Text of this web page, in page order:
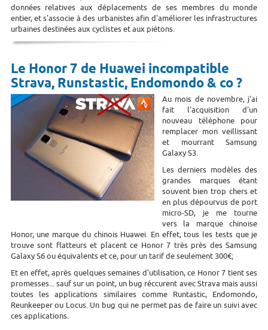
données relatives aux déplacements de ses membres du monde
entier, et s'associe à des urbanistes afin d'améliorer les infrastructures
urbaines destinées aux cyclistes et aux piétons.
Le Honor 7 de Huawei incompatible
Strava, Runstastic, Endomondo & co ?
Au mois de novembre, j'ai
fait l'acquisition d'un
nouveau téléphone pour
remplacer mon veillissant
et mourrant Samsung
Galaxy S3.
Les derniers modèles des
grandes marques étant
souvent bien trop chers et
en plus dépourvus de port
micro-SD, je me tourne
vers la marque chinoise
Honor, une marque du chinois Huawei. En effet, tous les tests que je
trouve sont flatteurs et placent ce Honor 7 très près des Samsung
Galaxy S6 ou équivalents et ce, pour un tarif de seulement 300€;
Et en effet, après quelques semaines d'utilisation, ce Honor 7 tient ses
promesses... sauf sur un point, un bug réccurent avec Strava mais aussi
toutes les applications similaires comme Runtastic, Endomondo,
Reunkeeper ou Locus. Un bug qui ne permet pas de faire un suivi avec
ces applications.